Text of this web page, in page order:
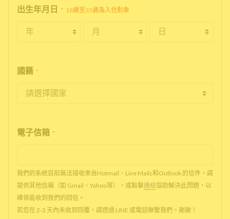
出生年月日 * 18歲至35歲為入住對象
國籍 *
電子信箱 *
我們的系統目前無法接收來自Hotmail、Live Mailc和Outlook 的信件。請
提供其他信箱（如 Gmail、Yahoo等），或點擊連結協助解決此問題，以
確保能收到我們的回信。
若您在 2-3 天內未收到回覆，請透過 LINE 或電話聯繫我們。謝謝！